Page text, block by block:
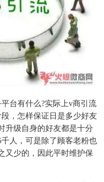
台有什么?实际上v商引流
，怎样保证日是多少好友
升级自身的好友都是十分
人，可是除了顾客老粉也
又少的，因此平时维护保